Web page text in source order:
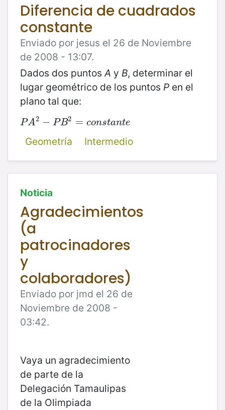
Diferencia de cuadrados
constante
Enviado por jesus el 26 de Noviembre
de 2008 - 13:07.
Dados dos puntos A y B, determinar el
lugar geométrico de los puntos P en el
plano tal que:
PA2 − PB2 = constante
PA2−P B2=c on stante
Geometría
Intermedio
Noticia
Agradecimientos
(a
patrocinadores
y
colaboradores)
Enviado por jmd el 26 de
Noviembre de 2008 -
03:42.
Vaya un agradecimiento
de parte de la
Delegación Tamaulipas
de la Olimpiada